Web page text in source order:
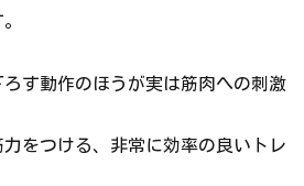
す動作のほうが実は筋肉への刺激
をつける、非常に効率の良いトレ